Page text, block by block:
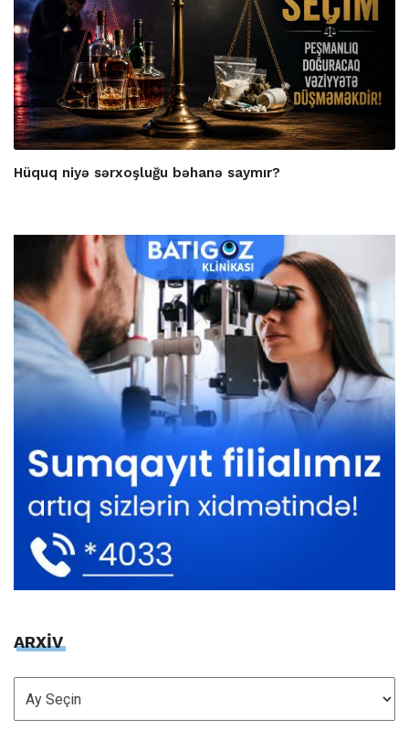
Hüquq niyə sərxoşluğu bəhanə saymır?
ARXİV
ARXİV